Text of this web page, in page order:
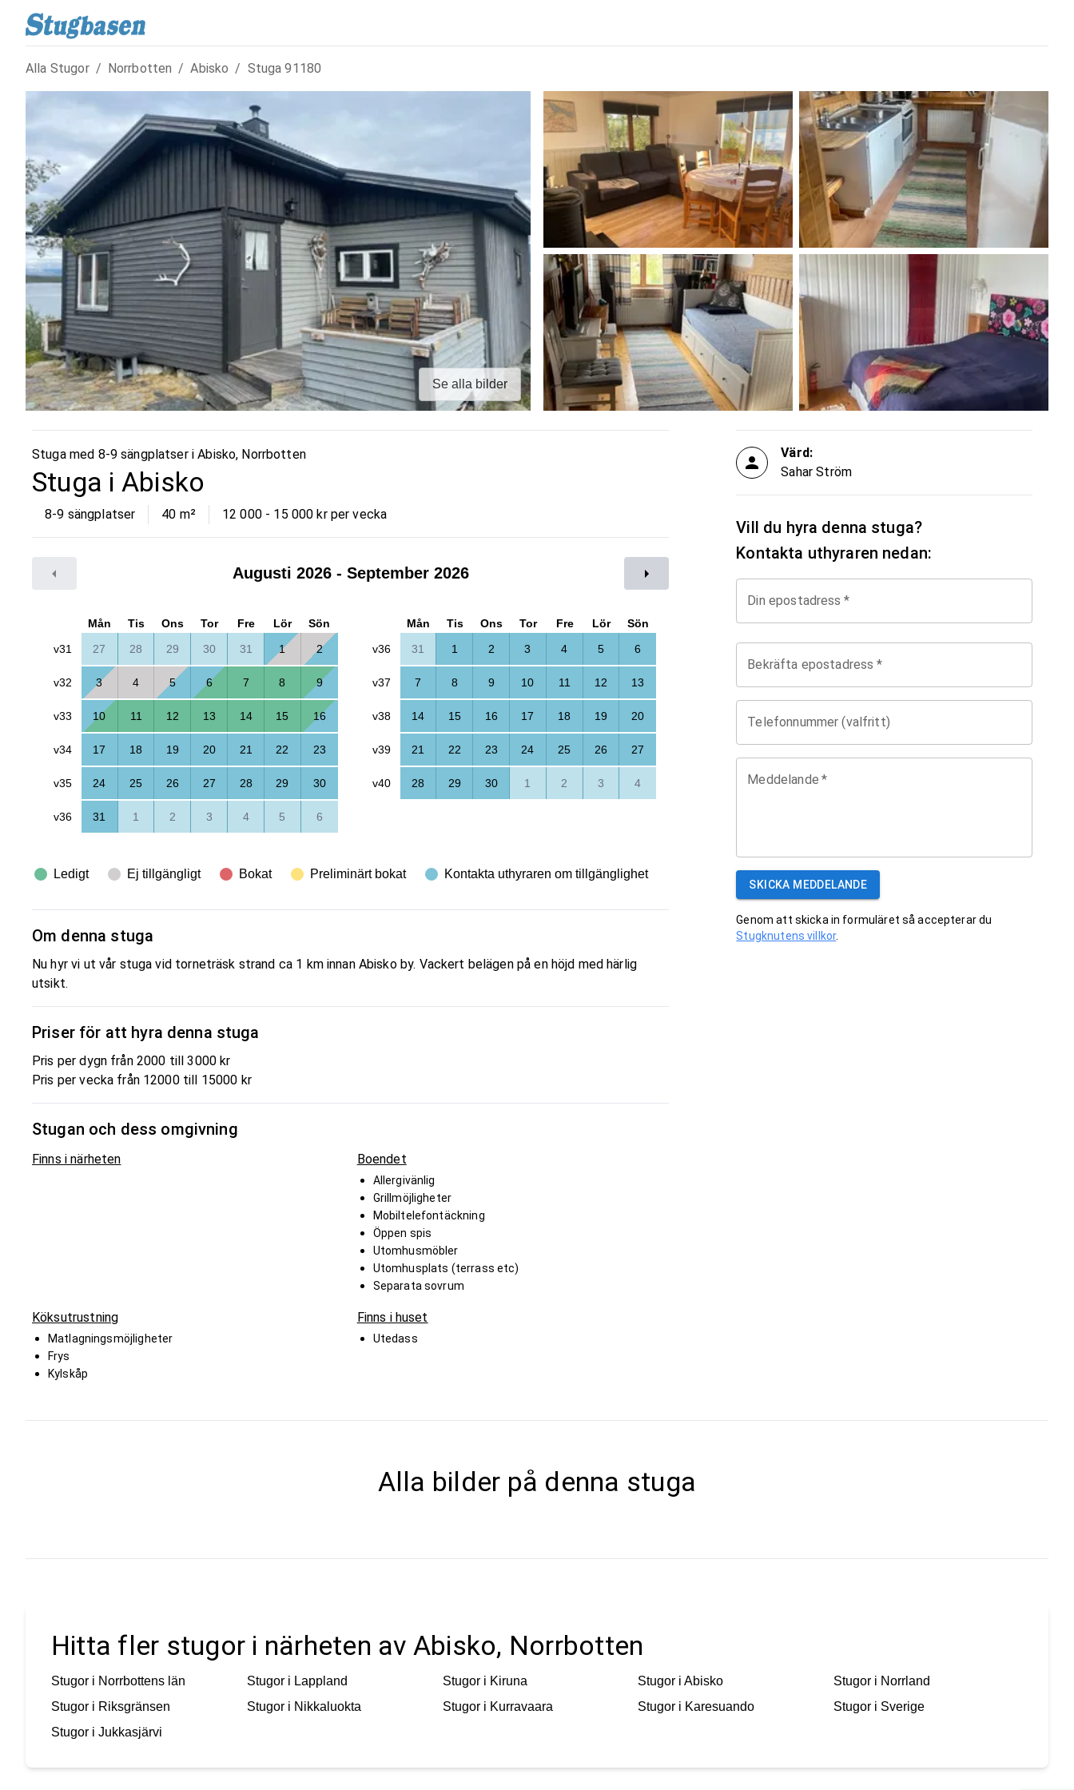
Alla Stugor / Norrbotten / Abisko / Stuga91180
Se alla bilder
Stuga med 8-9 sängplatser iAbisko, Norrbotten
Stuga i Abisko
8-9 sängplatser 40 m² 12 000 - 15 000 kr per vecka
Augusti 2026- September 2026
Mån Tis Ons Tor Fre Lör
Sön
v31
27 28 29 30 31 1 2
v32 3 4 5 6 7 8 9
v33 10 11 12 13 14 15 16
v34 17 18 19 20 21 22 23
v35 24 25 26 27 28 29 30
v36 31 1 2 3 4 5 6
Mån Tis Ons Tor Fre Lör
Sön
v36
31 1 2 3 4 5 6
v37 7 8 9 10 11 12 13
v38 14 15 16 17 18 19 20
v39 21 22 23 24 25 26 27
v40 28 29 30 1 2 3 4
Ledigt Ej tillgängligt Bokat Preliminärt bokat Kontakta uthyraren om tillgänglighet
Om denna stuga
Nu hyr vi ut vår stuga vid torneträsk strand ca 1 km innan Abisko by. Vackert belägen på en höjd med härlig
utsikt.
Priser för att hyra denna stuga
Pris per dygn från 2000 till 3000 kr
Pris per vecka från 12000 till 15000 kr
Stugan och dess omgivning
Finns i närheten Boendet
Allergivänlig
Grillmöjligheter
Mobiltelefontäckning
Öppen spis
Utomhusmöbler
Utomhusplats (terrass etc)
Separata sovrum
Köksutrustning
Matlagningsmöjligheter
Frys
Kylskåp
Finns i huset
Utedass
Värd:
Sahar Ström
Vill du hyra denna stuga?
Kontakta uthyraren nedan:
Din epostadress *
Bekräfta epostadress *
Telefonnummer (valfritt)
Meddelande *
SKICKA MEDDELANDE
Genom att skicka in formuläret så accepterar du
Stugknutens villkor.
Alla bilder på denna stuga
Hitta fler stugor i närheten av Abisko, Norrbotten
Stugor i Norrbottens län Stugor i Lappland Stugor i Kiruna Stugor i Abisko Stugor i Norrland
Stugor i Riksgränsen Stugor i Nikkaluokta Stugor i Kurravaara Stugor i Karesuando Stugor i Sverige
Stugor i Jukkasjärvi